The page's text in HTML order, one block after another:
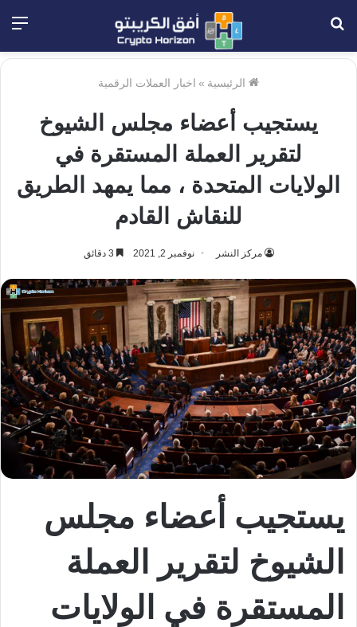
الرئيسية » اخبار العملات الرقمية
يستجيب أعضاء مجلس الشيوخ
لتقرير العملة المستقرة في
الولايات المتحدة ، مما يمهد الطريق
للنقاش القادم
مركز النشر نوفمبر 2, 2021
يستجيب أعضاء مجلس
الشيوخ لتقرير العملة
المستقرة في الولايات